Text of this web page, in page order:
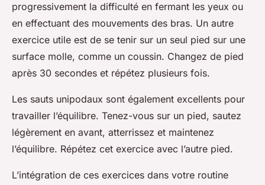
progressivement la difficulté en fermant les yeux ou
en effectuant des mouvements des bras. Un autre
exercice utile est de se tenir sur un seul pied sur une
surface molle, comme un coussin. Changez de pied
après 30 secondes et répétez plusieurs fois.
Les sauts unipodaux sont également excellents pour
travailler l’équilibre. Tenez-vous sur un pied, sautez
légèrement en avant, atterrissez et maintenez
l’équilibre. Répétez cet exercice avec l’autre pied.
L’intégration de ces exercices dans votre routine